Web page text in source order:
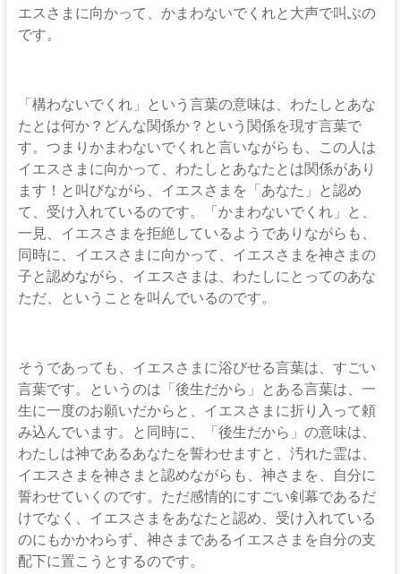
エスさまに向かって、かまわないでくれと大声で叫ぶの
です。
「構わないでくれ」という言葉の意味は、わたしとあな
たとは何か？どんな関係か？という関係を現す言葉で
す。つまりかまわないでくれと言いながらも、この人は
イエスさまに向かって、わたしとあなたとは関係があり
ます！と叫びながら、イエスさまを「あなた」と認め
て、受け入れているのです。「かまわないでくれ」と、
一見、イエスさまを拒絶しているようでありながらも、
同時に、イエスさまに向かって、イエスさまを神さまの
子と認めながら、イエスさまは、わたしにとってのあな
ただ、ということを叫んでいるのです。
そうであっても、イエスさまに浴びせる言葉は、すごい
言葉です。というのは「後生だから」とある言葉は、一
生に一度のお願いだからと、イエスさまに折り入って頼
み込んでいます。と同時に、「後生だから」の意味は、
わたしは神であるあなたを誓わせますと、汚れた霊は、
イエスさまを神さまと認めながらも、神さまを、自分に
誓わせていくのです。ただ感情的にすごい剣幕であるだ
けでなく、イエスさまをあなたと認め、受け入れている
のにもかかわらず、神さまであるイエスさまを自分の支
配下に置こうとするのです。